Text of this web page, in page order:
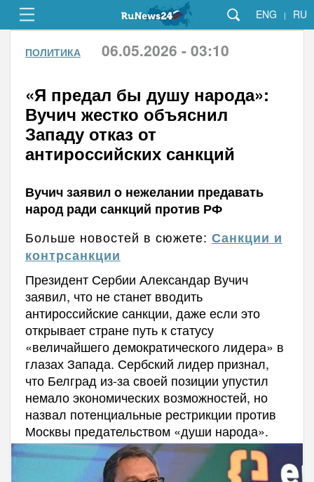
ENG | RU
ПОЛИТИКА 06.05.2026 - 03:10
«Я предал бы душу народа»:
Вучич жестко объяснил
Западу отказ от
антироссийских санкций
Вучич заявил о нежелании предавать
народ ради санкций против РФ
Больше новостей в сюжете: Санкции и
контрсанкции
Президент Сербии Александар Вучич
заявил, что не станет вводить
антироссийские санкции, даже если это
открывает стране путь к статусу
«величайшего демократического лидера» в
глазах Запада. Сербский лидер признал,
что Белград из-за своей позиции упустил
немало экономических возможностей, но
назвал потенциальные рестрикции против
Москвы предательством «души народа».